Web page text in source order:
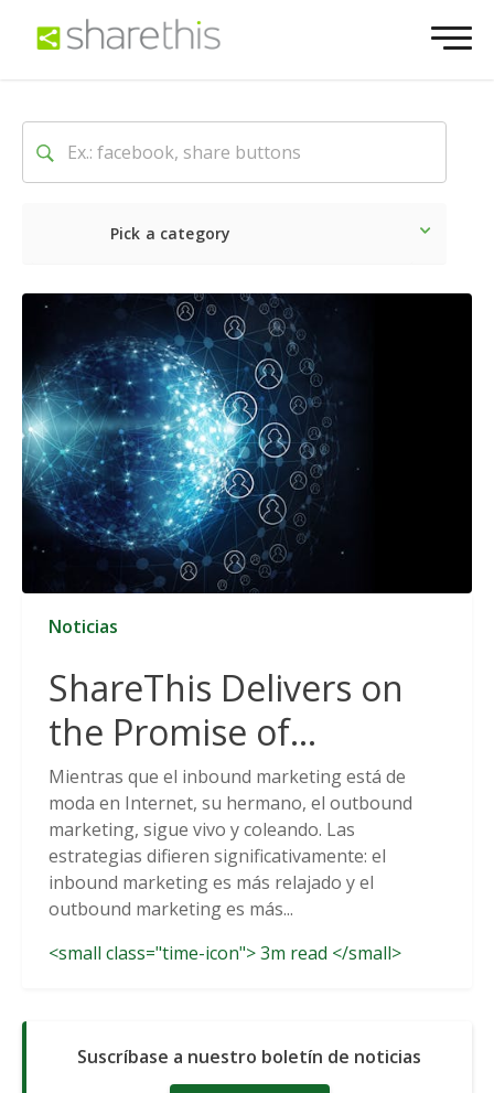
Pick a category
Lo último Social
Noticias
ShareThis Delivers on
the Promise of
Cookieless Data
Solutions
Mientras que el inbound marketing está de
moda en Internet, su hermano, el outbound
marketing, sigue vivo y coleando. Las
estrategias difieren significativamente: el
inbound marketing es más relajado y el
outbound marketing es más...
<small class="time-icon"> 3m read </small>
Suscríbase a nuestro boletín de noticias